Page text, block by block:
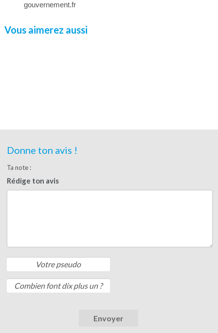
gouvernement.fr
Vous aimerez aussi
Donne ton avis !
Ta note :
Rédige ton avis